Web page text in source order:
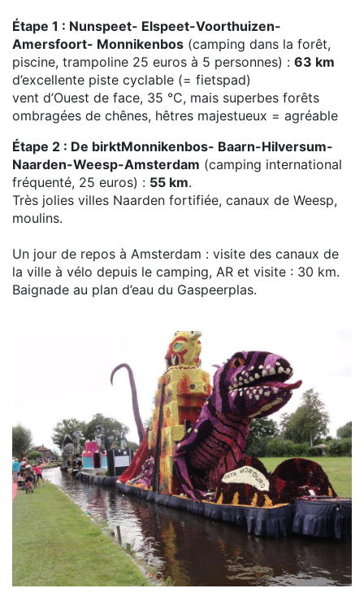
Étape 1 : Nunspeet- Elspeet-Voorthuizen-
Amersfoort- Monnikenbos (camping dans la forêt,
piscine, trampoline 25 euros à 5 personnes) : 63 km
d’excellente piste cyclable (= fietspad)
vent d’Ouest de face, 35 °C, mais superbes forêts
ombragées de chênes, hêtres majestueux = agréable
Étape 2 : De birktMonnikenbos- Baarn-Hilversum-
Naarden-Weesp-Amsterdam (camping international
fréquenté, 25 euros) : 55 km.
Très jolies villes Naarden fortifiée, canaux de Weesp,
moulins.
Un jour de repos à Amsterdam : visite des canaux de
la ville à vélo depuis le camping, AR et visite : 30 km.
Baignade au plan d’eau du Gaspeerplas.